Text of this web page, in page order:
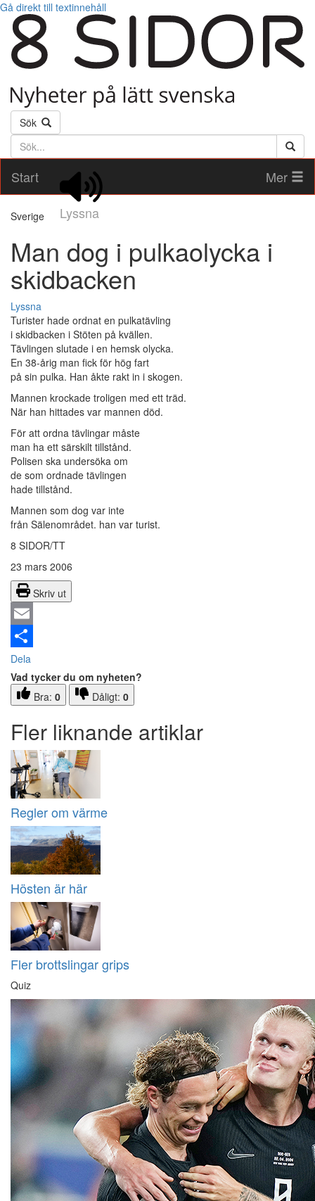
Gå direkt till textinnehåll
Sök
Söktext
Start
Lyssna
Mer
Sverige
Man dog i pulkaolycka i
skidbacken
Lyssna
Turister hade ordnat en pulkatävling
i skidbacken i Stöten på kvällen.
Tävlingen slutade i en hemsk olycka.
En 38-årig man fick för hög fart
på sin pulka. Han åkte rakt in i skogen.
Mannen krockade troligen med ett träd.
När han hittades var mannen död.
För att ordna tävlingar måste
man ha ett särskilt tillstånd.
Polisen ska undersöka om
de som ordnade tävlingen
hade tillstånd.
Mannen som dog var inte
från Sälenområdet. han var turist.
8 SIDOR/TT
23 mars 2006
Skriv ut
Email
Dela
Vad tycker du om nyheten?
Bra: 0 Dåligt: 0
Fler liknande artiklar
Regler om värme
Hösten är här
Fler brottslingar grips
Quiz